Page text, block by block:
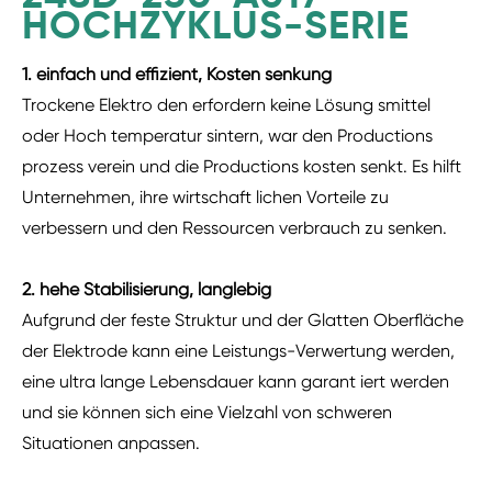
HOCHZYKLUS-SERIE
1. einfach und effizient, Kosten senkung
Trockene Elektro den erfordern keine Lösung smittel
oder Hoch temperatur sintern, war den Productions
prozess verein und die Productions kosten senkt. Es hilft
Unternehmen, ihre wirtschaft lichen Vorteile zu
verbessern und den Ressourcen verbrauch zu senken.
2. hehe Stabilisierung, langlebig
Aufgrund der feste Struktur und der Glatten Oberfläche
der Elektrode kann eine Leistungs-Verwertung werden,
eine ultra lange Lebensdauer kann garant iert werden
und sie können sich eine Vielzahl von schweren
Situationen anpassen.